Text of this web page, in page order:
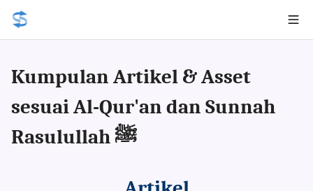
Kumpulan Artikel & Asset
sesuai Al-Qur'an dan Sunnah
Rasulullah ﷺ